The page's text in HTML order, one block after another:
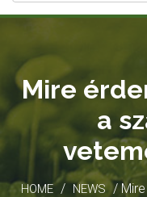
Mire
a
HOME / NEWS /